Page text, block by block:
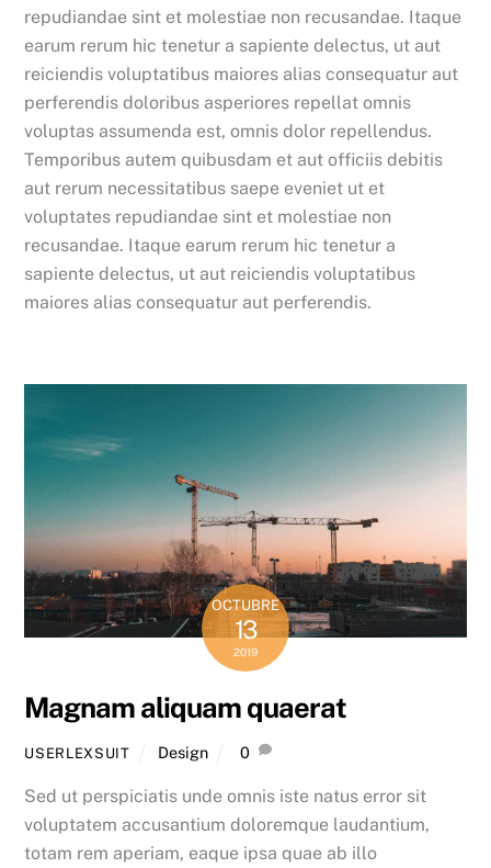
repudiandae sint et molestiae non recusandae. Itaque
earum rerum hic tenetur a sapiente delectus, ut aut
reiciendis voluptatibus maiores alias consequatur aut
perferendis doloribus asperiores repellat omnis
voluptas assumenda est, omnis dolor repellendus.
Temporibus autem quibusdam et aut officiis debitis
aut rerum necessitatibus saepe eveniet ut et
voluptates repudiandae sint et molestiae non
recusandae. Itaque earum rerum hic tenetur a
sapiente delectus, ut aut reiciendis voluptatibus
maiores alias consequatur aut perferendis.
OCTUBRE
13
2019
Magnam aliquam quaerat
USERLEXSUIT Design 0
Sed ut perspiciatis unde omnis iste natus error sit
voluptatem accusantium doloremque laudantium,
totam rem aperiam, eaque ipsa quae ab illo